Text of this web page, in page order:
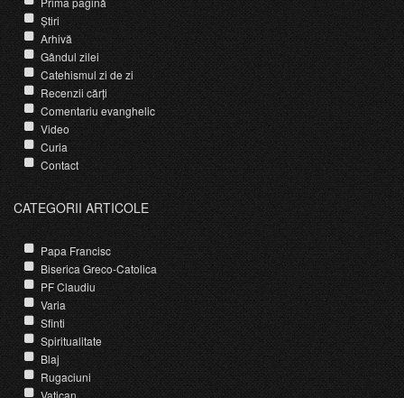
Știri
Arhivă
Gândul zilei
Catehismul zi de zi
Recenzii cărți
Comentariu evanghelic
Video
Curia
Contact
CATEGORII ARTICOLE
Papa Francisc
Biserica Greco-Catolica
PF Claudiu
Varia
Sfinti
Spiritualitate
Blaj
Rugaciuni
Vatican